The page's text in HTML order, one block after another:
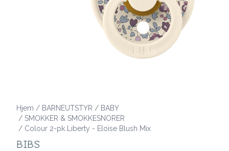
Hjem / BARNEUTSTYR / BABY
/ SMOKKER & SMOKKESNORER
/ Colour 2-pk Liberty - Eloise Blush Mix
BIBS